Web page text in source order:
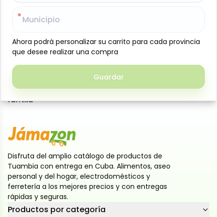
Crujientes y elaboradas con harina integral, ofrecen
quienes prefieren opciones con mayor aporte de
fibra. Perfectas para acompañar quesos, cremas,
embutidos o disfrutar solas como snack saludable
en cualquier momento del día. Su práctico formato
conserva la frescura y es ideal para compartir en
familia
Disfruta del amplio catálogo de productos de
Tuambia con entrega en Cuba. Alimentos, aseo
personal y del hogar, electrodomésticos y
ferretería a los mejores precios y con entregas
rápidas y seguras.
Productos por categoría
Municipio
Ahora podrá personalizar su carrito para cada provincia
que desee realizar una compra
Guardar
Municipio
Ahora podrá personalizar su carrito para cada provincia
que desee realizar una compra
Guardar